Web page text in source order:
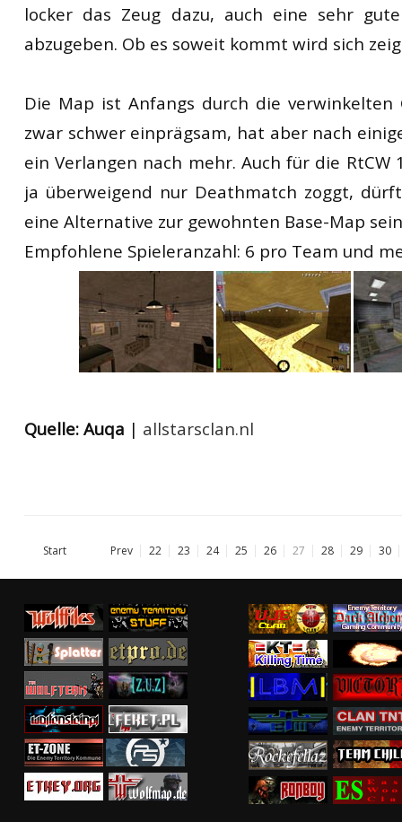
locker das Zeug dazu, auch eine sehr
abzugeben. Ob es soweit kommt wird sich
Die Map ist Anfangs durch die verwinkelten
zwar schwer einprägsam, hat aber nach
ein Verlangen nach mehr. Auch für die RtCW
ja überweigend nur Deathmatch zoggt,
eine Alternative zur gewohnten Base-Map
Empfohlene Spieleranzahl: 6 pro Team und
Quelle: Auqa | allstarsclan.nl
Start Prev 22 23 24 25 26 27 28 29 30